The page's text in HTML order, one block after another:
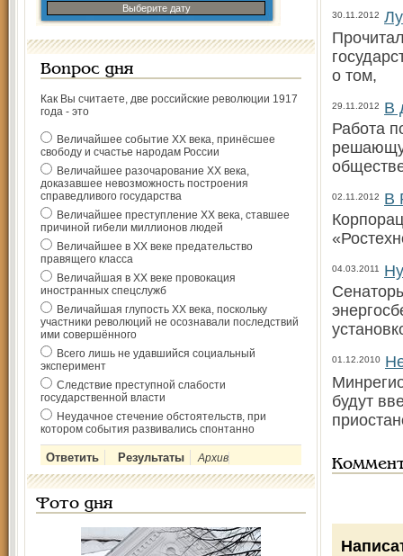
Выберите дату
Вопрос дня
Как Вы считаете, две российские революции 1917
года - это
Величайшее событие ХХ века, принёсшее
свободу и счастье народам России
Величайшее разочарование ХХ века,
доказавшее невозможность построения
справедливого государства
Величайшее преступление ХХ века, ставшее
причиной гибели миллионов людей
Величайшее в ХХ веке предательство
правящего класса
Величайшая в ХХ веке провокация
иностранных спецслужб
Величайшая глупость ХХ века, поскольку
участники революций не осознавали последствий
ими совершённого
Всего лишь не удавшийся социальный
эксперимент
Следствие преступной слабости
государственной власти
Неудачное стечение обстоятельств, при
котором события развивались спонтанно
Архив
Фото дня
30.11.2012
о том,
29.11.2012
В
Работа
02.11.2012
В
04.03.2011
01.12.2010
будут